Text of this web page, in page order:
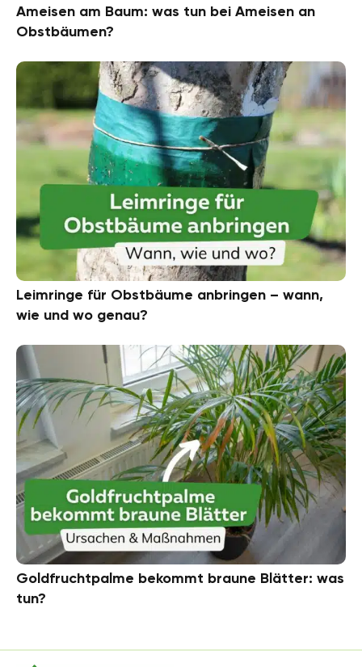
Ameisen am Baum: was tun bei Ameisen an
Obstbäumen?
Leimringe für Obstbäume anbringen – wann,
wie und wo genau?
Goldfruchtpalme bekommt braune Blätter: was
tun?